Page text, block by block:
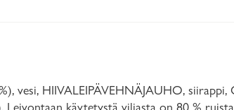
vesi, HIIVALEIPÄVEHNÄJAUHO,
Leivontaan käytetystä viljasta on 80 %